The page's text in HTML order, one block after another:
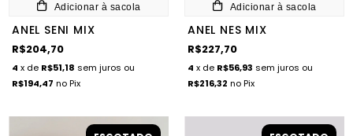
Adicionar à sacola
ANEL SENI MIX
R$204,70
4 x de R$51,18 sem juros ou
R$194,47 no Pix
Adicionar à sacola
ANEL NES MIX
R$227,70
4 x de R$56,93 sem juros ou
R$216,32 no Pix